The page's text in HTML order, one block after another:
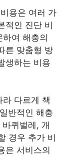
용은 여러 가
적인 진단 비
여 해충의
른 맞춤형 방
생하는 비용
다르게 책
반적인 해충
퀴벌레, 개
경우 추가 비
은 서비스의